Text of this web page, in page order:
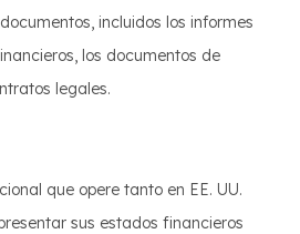
incluidos los informes
los documentos de
legales.
que opere tanto en EE. UU.
sus estados financieros